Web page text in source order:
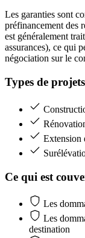
Les garanties sont
préfinancement des
est généralement
assurances), ce qui
négociation sur le
Types de
Extension
Ce qui est
Les
Les
destination